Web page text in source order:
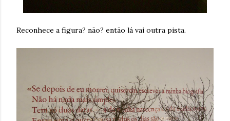
Reconhece a figura? não? então lá vai outra pista.